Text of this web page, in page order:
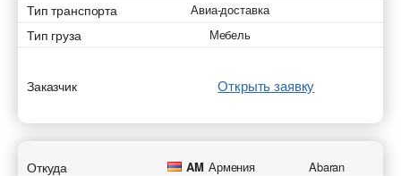
Тип транспорта Авиа-доставка
Тип груза Мебель
Заказчик Открыть заявку
Откуда AM Армения Abaran